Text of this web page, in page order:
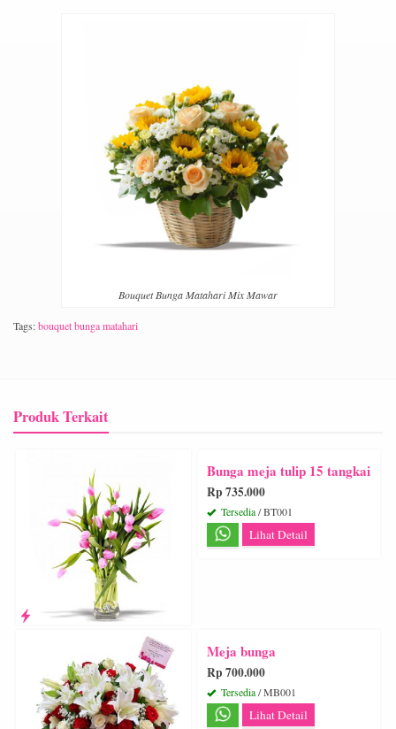
Bouquet Bunga Matahari Mix Mawar
Tags:bouquet bunga matahari
Produk Terkait
Bunga meja tulip 15 tangkai
Rp 735.000
Tersedia/ BT001
Lihat Detail
Meja bunga
Rp 700.000
Tersedia/ MB001
Lihat Detail